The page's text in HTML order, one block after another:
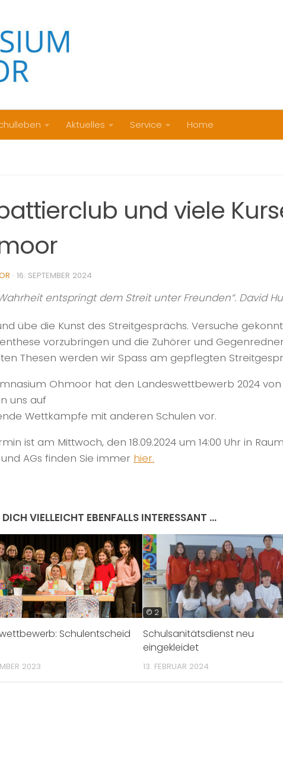
Aktuelles Service Home
und viele
· 16. SEPTEMBER 2024
entspringt dem Streit unter Freunden“. David
übe die Kunst des Streitgesprächs. Versuche
vorzubringen und die Zuhörer und
Thesen werden wir Spass am gepflegten
Ohmoor hat den Landeswettbewerb 2024
uns auf
Wettkämpfe mit anderen Schulen vor.
ist am Mittwoch, den 18.09.2024 um 14:00 Uhr in
AGs finden Sie immer hier.
DICH VIELLEICHT EBENFALLS INTERESSANT …
Schulentscheid
2023
© 2
Schulsanitätsdienst neu
eingekleidet
13. FEBRUAR 2024